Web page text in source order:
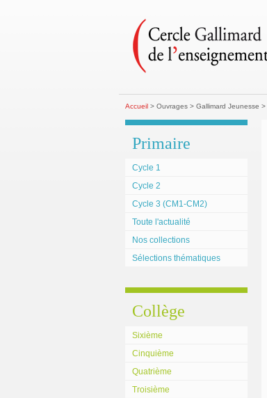
Accueil> Ouvrages > Gallimard Jeunesse >
Primaire
Cycle 1
Cycle 2
Cycle 3 (CM1-CM2)
Toute l'actualité
Nos collections
Sélections thématiques
Collège
Sixième
Cinquième
Quatrième
Troisième